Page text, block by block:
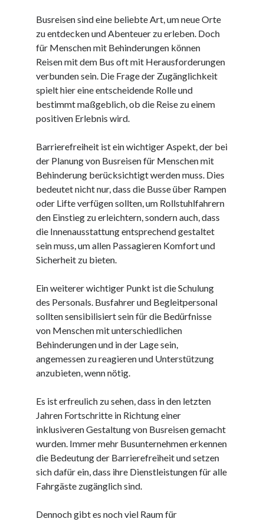
April 2025
März 2025
Februar 2025
Januar 2025
Dezember 2024
November 2024
Oktober 2024
September 2024
Juli 2024
Juni 2024
Mai 2024
April 2024
März 2024
Februar 2024
Januar 2024
Dezember 2023
November 2023
Kategorien
barrierefreie website
din 18040
fachkraft
ferienhaus
ferienwohnung mit pflegebett nordsee
ferienwohnungen
firmenumzug
grundschule
gymnasium
Busreisen sind eine beliebte Art, um neue Orte
zu entdecken und Abenteuer zu erleben. Doch
für Menschen mit Behinderungen können
Reisen mit dem Bus oft mit Herausforderungen
verbunden sein. Die Frage der Zugänglichkeit
spielt hier eine entscheidende Rolle und
bestimmt maßgeblich, ob die Reise zu einem
positiven Erlebnis wird.
Barrierefreiheit ist ein wichtiger Aspekt, der bei
der Planung von Busreisen für Menschen mit
Behinderung berücksichtigt werden muss. Dies
bedeutet nicht nur, dass die Busse über Rampen
oder Lifte verfügen sollten, um Rollstuhlfahrern
den Einstieg zu erleichtern, sondern auch, dass
die Innenausstattung entsprechend gestaltet
sein muss, um allen Passagieren Komfort und
Sicherheit zu bieten.
Ein weiterer wichtiger Punkt ist die Schulung
des Personals. Busfahrer und Begleitpersonal
sollten sensibilisiert sein für die Bedürfnisse
von Menschen mit unterschiedlichen
Behinderungen und in der Lage sein,
angemessen zu reagieren und Unterstützung
anzubieten, wenn nötig.
Es ist erfreulich zu sehen, dass in den letzten
Jahren Fortschritte in Richtung einer
inklusiveren Gestaltung von Busreisen gemacht
wurden. Immer mehr Busunternehmen erkennen
die Bedeutung der Barrierefreiheit und setzen
sich dafür ein, dass ihre Dienstleistungen für alle
Fahrgäste zugänglich sind.
Dennoch gibt es noch viel Raum für